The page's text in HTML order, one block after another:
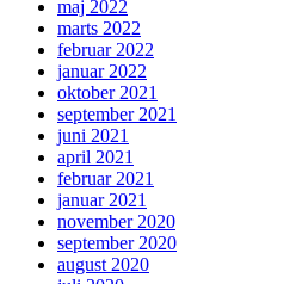
maj 2022
marts 2022
februar 2022
januar 2022
oktober 2021
september 2021
juni 2021
april 2021
februar 2021
januar 2021
november 2020
september 2020
august 2020